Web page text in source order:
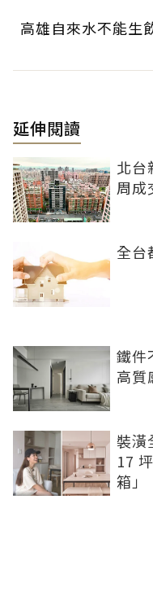
高雄自來水不能生
延伸閱讀
北台
周成
全台
鐵件
高質
裝潢
17
箱」